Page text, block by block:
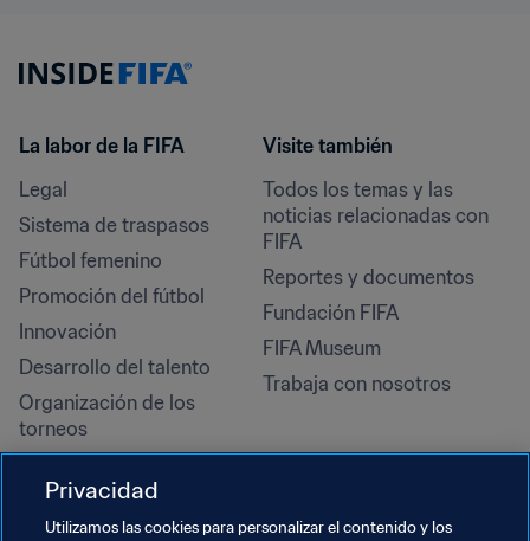
La labor de la FIFA
Legal
Sistema de traspasos
Fútbol femenino
Promoción del fútbol
Innovación
Desarrollo del talento
Organización de los
torneos
Derechos humanos y lucha
contra la discriminación
Visite también
Todos los temas y las
noticias relacionadas con
FIFA
Reportes y documentos
Fundación FIFA
FIFA Museum
Trabaja con nosotros
Privacidad
Utilizamos las cookies para personalizar el contenido y los